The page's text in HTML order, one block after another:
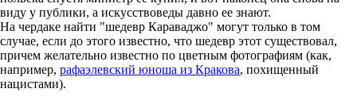
виду у публики, а искусствоведы давно ее знают.
На чердаке найти "шедевр Караваджо" могут только в том
случае, если до этого известно, что шедевр этот существовал,
причем желательно известно по цветным фотографиям (как,
например, рафаэлевский юноша из Кракова, похищенный
нацистами).